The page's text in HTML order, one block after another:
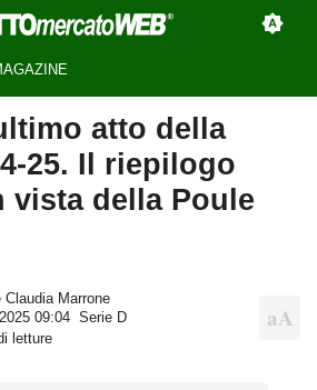
atto della
25. Il riepilogo
vista della Poule
Claudia Marrone
09:04
Serie D
letture